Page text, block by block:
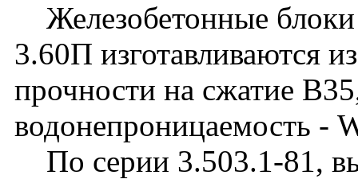
Железобетонные
3.60П изготавливаются
прочности на сжатие
водонепроницаемость -
По серии 3.503.1-81,